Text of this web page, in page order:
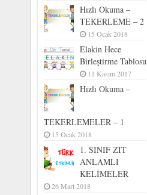
Hızlı Okuma –
TEKERLEME – 2
15 Ocak 2018
Elakin Hece
Birleştirme Tablosu
11 Kasım 2017
Hızlı Okuma –
TEKERLEMELER – 1
15 Ocak 2018
1. SINIF ZIT
ANLAMLI
KELİMELER
26 Mart 2018